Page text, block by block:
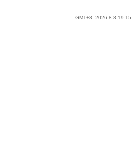
GMT+8, 2026-8-8 19:15